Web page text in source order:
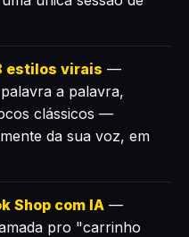
estilos virais —
a palavra,
clássicos —
da sua voz, em
Shop com IA —
pro "carrinho